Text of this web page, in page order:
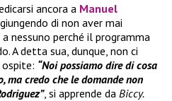
ancora a Manuel
di non aver mai
nessuno perché il programma
A detta sua, dunque, non ci
“Noi possiamo dire di cosa
ma credo che le domande non
, si apprende da Biccy.